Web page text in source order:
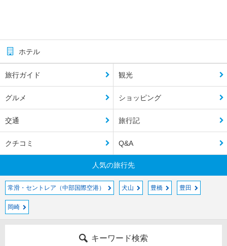
ホテル
旅行ガイド 観光
グルメ ショッピング
交通 旅行記
クチコミ Q&A
人気の旅行先
常滑・セントレア（中部国際空港） 犬山 豊橋 豊田
岡崎
キーワード検索